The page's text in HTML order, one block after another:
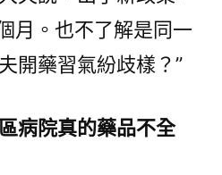
月。也不了解是同一
開藥習氣紛歧樣？”
病院真的藥品不全